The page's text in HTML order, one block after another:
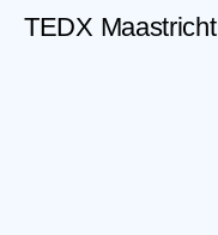
TEDX Maastricht